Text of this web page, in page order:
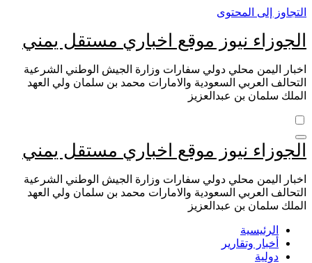
التجاوز إلى المحتوى
الجوزاء نيوز موقع اخباري مستقل يمني
اخبار اليمن محلي دولي سفارات وزارة الجيش الوطني الشرعية
التحالف العربي السعودية والامارات محمد بن سلمان ولي العهد
الملك سلمان بن عبدالعزيز
الجوزاء نيوز موقع اخباري مستقل يمني
اخبار اليمن محلي دولي سفارات وزارة الجيش الوطني الشرعية
التحالف العربي السعودية والامارات محمد بن سلمان ولي العهد
الملك سلمان بن عبدالعزيز
الرئيسية
أخبار وتقارير
دولية